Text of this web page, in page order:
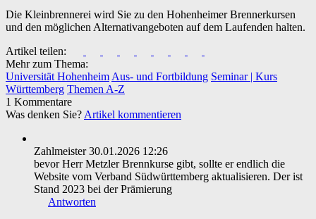
Die Kleinbrennerei wird Sie zu den Hohenheimer Brennerkursen
und den möglichen Alternativangeboten auf dem Laufenden halten.
Artikel teilen:
Mehr zum Thema:
Universität Hohenheim Aus- und Fortbildung Seminar | Kurs
Württemberg Themen A-Z
1 Kommentare
Was denken Sie? Artikel kommentieren
Zahlmeister30.01.2026 12:26
bevor Herr Metzler Brennkurse gibt, sollte er endlich die
Website vom Verband Südwürttemberg aktualisieren. Der ist
Stand 2023 bei der Prämierung
Antworten